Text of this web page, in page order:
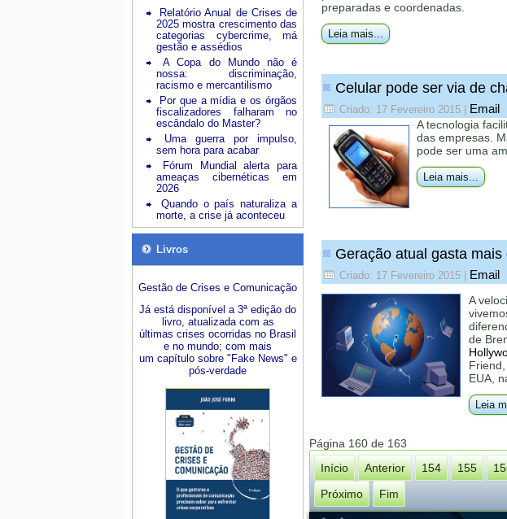
Relatório Anual de Crises de
2025 mostra crescimento das
categorias cybercrime, má
gestão e assédios
A Copa do Mundo não é
nossa: discriminação,
racismo e mercantilismo
Por que a mídia e os órgãos
fiscalizadores falharam no
escândalo do Master?
Uma guerra por impulso,
sem hora para acabar
Fórum Mundial alerta para
ameaças cibernéticas em
2026
Quando o país naturaliza a
morte, a crise já aconteceu
Livros
Gestão de Crises e Comunicação
Já está disponível a 3ª edição do
livro, atualizada com as
últimas crises ocorridas no Brasil
e no mundo; com mais
um capítulo sobre "Fake News" e
pós-verdade
preparadas e coordenadas.
Leia mais...
Celular pode ser via de
Criado: 17 Fevereiro 2015 Email
A tecnologia
das empresas.
pode ser uma
Leia mais...
Geração atual gasta
Criado: 17 Fevereiro 2015 Email
A
de
EUA,
Leia
Página 160 de 163
Início
Anterior 154 155
Próximo
Fim